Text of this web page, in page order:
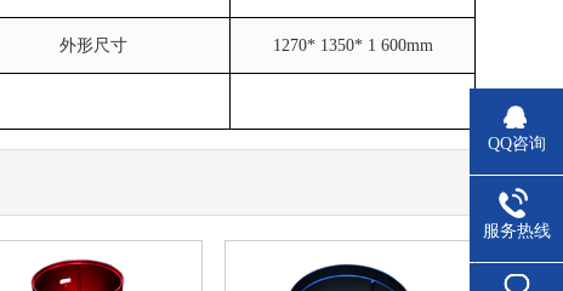
外形尺寸 1270* 1350* 1 600mm
QQ咨询
服务热线